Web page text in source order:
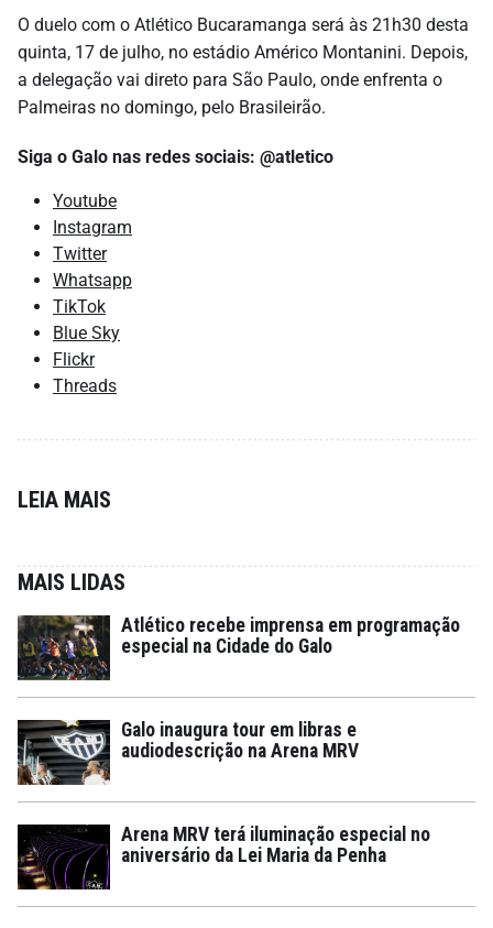
O duelo com o Atlético Bucaramanga será às 21h30 desta
quinta, 17 de julho, no estádio Américo Montanini. Depois,
a delegação vai direto para São Paulo, onde enfrenta o
Palmeiras no domingo, pelo Brasileirão.
Siga o Galo nas redes sociais: @atletico
Youtube
Instagram
Twitter
Whatsapp
TikTok
Blue Sky
Flickr
Threads
LEIA MAIS
MAIS LIDAS
Atlético recebe imprensa em programação
especial na Cidade do Galo
Galo inaugura tour em libras e
audiodescrição na Arena MRV
Arena MRV terá iluminação especial no
aniversário da Lei Maria da Penha